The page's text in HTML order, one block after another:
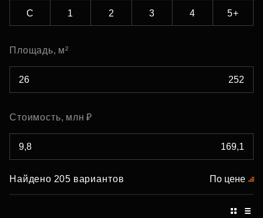
С 1 2 3 4 5+
Площадь, м²
Стоимость, млн ₽
Найдено 205 вариантов По цене